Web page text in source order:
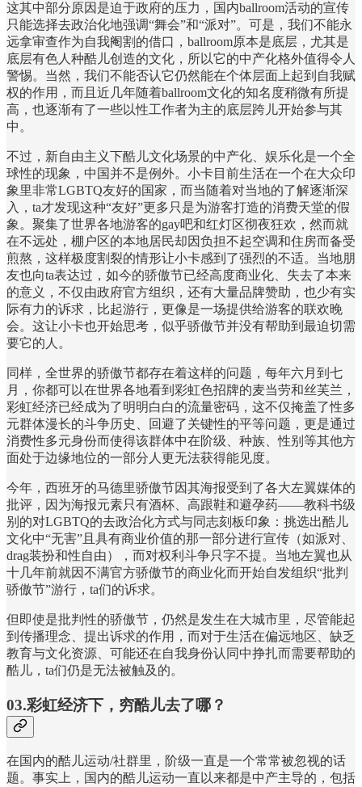
这其中部分原因是迫于政府的压力，国内ballroom活动的宣传
只能选择去政治化地强调“舞会”和“派对”。可是，我们不能永
远拿审查作为自我阉割的借口，ballroom原本是底层，尤其是
底层有色人种酷儿创造的文化，所以它的中产化格外值得令人
警惕。当然，我们不能否认它仍然能在个体层面上起到自我赋
权的作用，而且近几年随着ballroom文化的知名度稍微有所提
高，也逐渐有了一些以性工作者为主的底层跨儿开始参与其
中。
不过，新自由主义下酷儿文化场景的中产化、娱乐化是一个全
球性的现象，中国并不是例外。小卡目前生活在一个在大众印
象里非常LGBTQ友好的国家，而当随着对当地的了解逐渐深
入，ta才发现这种“友好”更多只是为游客打造的消费天堂的假
象。聚集了世界各地游客的gay吧和红灯区彻夜狂欢，然而就
在不远处，棚户区的本地居民却因负担不起空调和住房而备受
煎熬，这样极度割裂的情形让小卡感到了强烈的不适。当地朋
友也向ta表达过，如今的骄傲节已经高度商业化、失去了本来
的意义，不仅由政府官方组织，还有大量品牌赞助，也少有实
际有力的诉求，比起游行，更像是一场提供给游客的联欢晚
会。这让小卡也开始思考，似乎骄傲节并没有帮助到最迫切需
要它的人。
同样，全世界的骄傲节都存在着这样的问题，每年六月到七
月，你都可以在世界各地看到彩虹色招牌的麦当劳和丝芙兰，
彩虹经济已经成为了明明白白的流量密码，这不仅掩盖了性多
元群体漫长的斗争历史、回避了关键性的平等问题，更是通过
消费性多元身份而使得该群体中在阶级、种族、性别等其他方
面处于边缘地位的一部分人更无法获得能见度。
今年，西班牙的马德里骄傲节因其海报受到了各大左翼媒体的
批评，因为海报元素只有酒杯、高跟鞋和避孕药——教科书级
别的对LGBTQ的去政治化方式与同志刻板印象：挑选出酷儿
文化中“无害”且具有商业价值的那一部分进行宣传（如派对、
drag装扮和性自由），而对权利斗争只字不提。当地左翼也从
十几年前就因不满官方骄傲节的商业化而开始自发组织“批判
骄傲节”游行，ta们的诉求。
但即使是批判性的骄傲节，仍然是发生在大城市里，尽管能起
到传播理念、提出诉求的作用，而对于生活在偏远地区、缺乏
教育与文化资源、可能还在自我身份认同中挣扎而需要帮助的
酷儿，ta们仍是无法被触及的。
03.彩虹经济下，穷酷儿去了哪？
在国内的酷儿运动/社群里，阶级一直是一个常常被忽视的话
题。事实上，国内的酷儿运动一直以来都是中产主导的，包括